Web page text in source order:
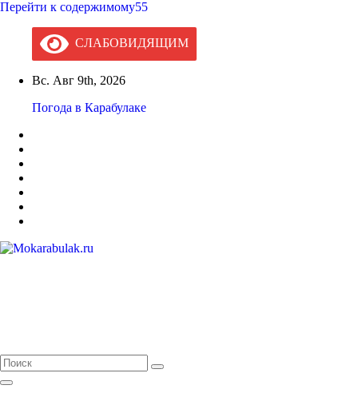
Перейти к содержимому55
СЛАБОВИДЯЩИМ
Вс. Авг 9th, 2026
Погода в Карабулаке